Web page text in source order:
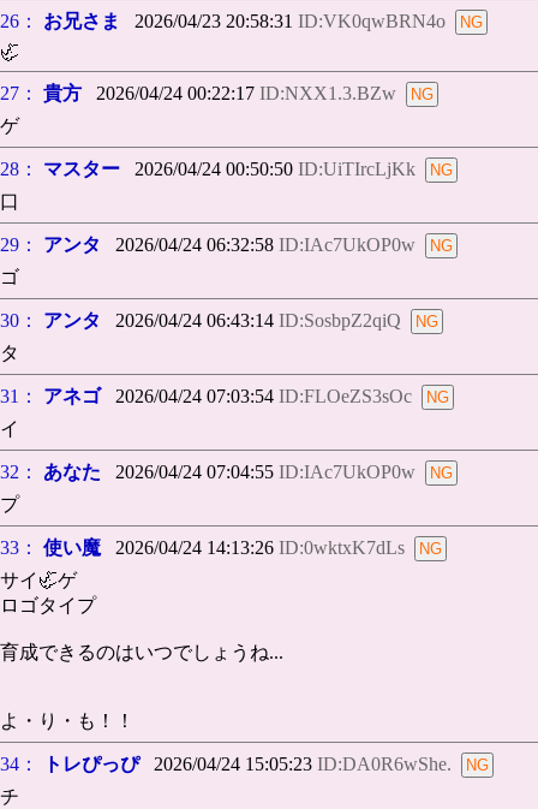
26： お兄さま 2026/04/23 20:58:31 ID:VK0qwBRN4o
🦏
27：
貴方 2026/04/24 00:22:17 ID:NXX1.3.BZw
ゲ
28： マスター 2026/04/24 00:50:50 ID:UiTIrcLjKk
口
29： アンタ 2026/04/24 06:32:58 ID:IAc7UkOP0w
ゴ
30： アンタ 2026/04/24 06:43:14 ID:SosbpZ2qiQ
タ
31： アネゴ2026/04/24 07:03:54 ID:FLOeZS3sOc
イ
32： あなた 2026/04/24 07:04:55 ID:IAc7UkOP0w
プ
33： 使い魔 2026/04/24 14:13:26 ID:0wktxK7dLs
サイ🦏ゲ
ロゴタイプ
育成できるのはいつでしょうね...
よ・り・も！！
34： トレぴっぴ2026/04/24 15:05:23 ID:DA0R6wShe.
チ